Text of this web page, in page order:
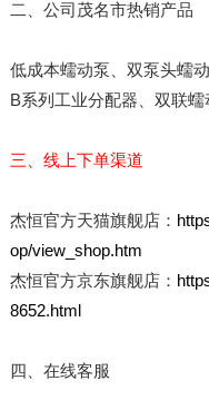
二、公司茂名市热销产品
低成本蠕动泵、双泵头蠕
B系列工业分配器、双联
三、线上下单渠道
杰恒官方天猫旗舰店：
op/view_shop.htm
杰恒官方京东旗舰店：
8652.html
四、在线客服